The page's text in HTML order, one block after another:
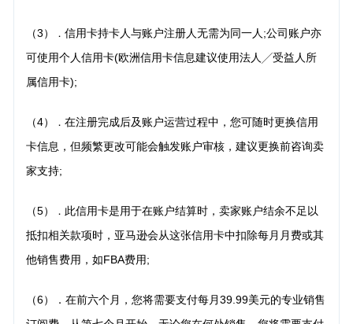
（3） ． 信用卡持卡人与账户注册人无需为同一人;公司账户亦
可使用个人信用卡(欧洲信用卡信息建议使用法人╱受益人所
属信用卡);
（4） ． 在注册完成后及账户运营过程中，您可随时更换信用
卡信息，但频繁更改可能会触发账户审核， 建议更换前咨询卖
家支持;
（5） ． 此信用卡是用于在账户结算时，卖家账户结余不足以
抵扣相关款项时，亚马逊会从这张信用卡中扣除每月月费或其
他销售费用，如FBA费用;
（6）．在前六个月，您将需要支付每月39.99美元的专业销售